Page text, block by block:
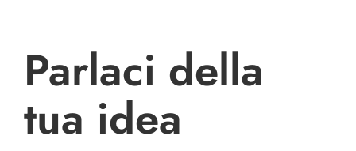
Parlaci della
tua idea